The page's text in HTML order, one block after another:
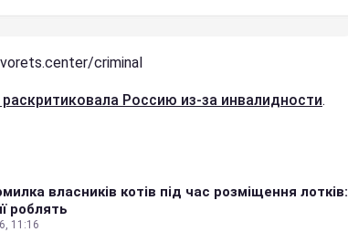
criminal
Россию из-за инвалидности.
власників котів під час розміщення лотків:
роблять
11:16